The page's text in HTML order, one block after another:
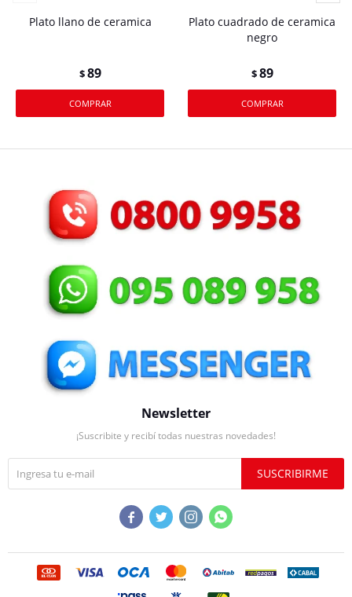
Plato llano de ceramica
$89
Plato cuadrado de ceramica
negro
$89
Newsletter
¡Suscribite y recibí todas nuestras novedades!
SUSCRIBIRME
   